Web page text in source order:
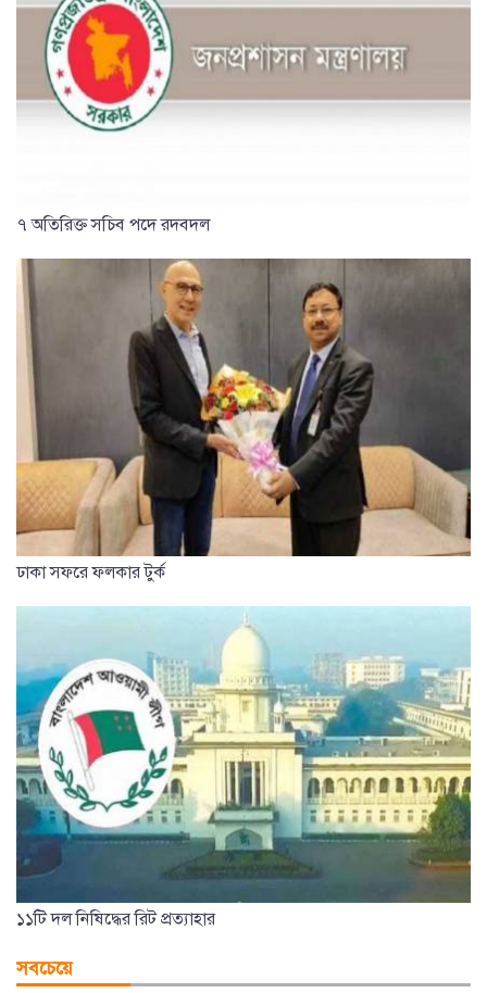
৭ অতিরিক্ত সচিব পদে রদবদল
ঢাকা সফরে ফলকার টুর্ক
১১টি দল নিষিদ্ধের রিট প্রত্যাহার
সবচেয়ে